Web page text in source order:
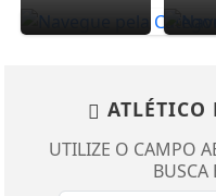
ATLÉTICO
UTILIZE O CAMPO
BUSCA